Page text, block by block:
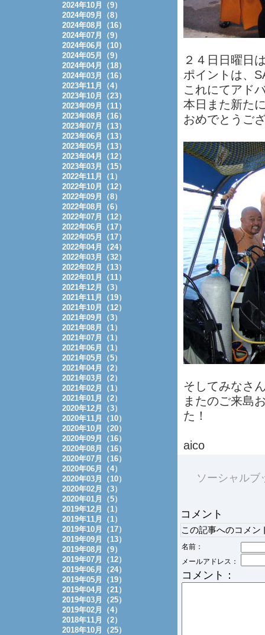
２４日日曜日
ポイントは、
これにてアド
本日また新た
おめでとうご
そしてみなさ
またのご来島
た！
aico
ソーシャルブ
コメント
この記事へのコメン
名前：
メールアドレス：
コメント：
2024年10月（9）
2024年09月（8）
2024年08月（16）
2024年07月（9）
2024年06月（10）
2024年05月（9）
2024年04月（18）
2024年03月（16）
2023年11月（4）
2023年10月（23）
2023年09月（11）
2023年08月（16）
2023年07月（13）
2023年06月（13）
2023年05月（13）
2023年04月（12）
2023年03月（15）
2022年11月（1）
2022年10月（12）
2022年09月（8）
2022年08月（6）
2022年07月（12）
2022年06月（17）
2022年05月（17）
2022年04月（24）
2022年03月（32）
2022年02月（13）
2022年01月（11）
2021年12月（3）
2021年11月（19）
2021年10月（12）
2021年09月（3）
2021年08月（1）
2021年07月（1）
2021年06月（1）
2021年05月（5）
2021年04月（2）
2021年03月（2）
2021年02月（1）
2021年01月（2）
2020年12月（3）
2020年11月（10）
2020年10月（20）
2020年09月（16）
2020年08月（16）
2020年07月（16）
2020年06月（4）
2020年03月（10）
2020年02月（3）
2020年01月（5）
2019年12月（1）
2019年11月（1）
2019年10月（17）
2019年09月（13）
2019年08月（9）
2019年07月（12）
2019年06月（24）
2019年05月（19）
2019年04月（21）
2019年03月（25）
2019年02月（4）
2018年11月（2）
2018年10月（25）